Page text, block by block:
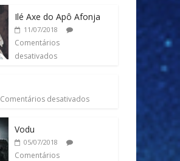
Ilé Axe do Apô Afonja
11/07/2018
Comentários
desativados
Comentários desativados
Vodu
05/07/2018
Comentários